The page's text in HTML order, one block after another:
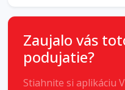
Zaujalo vás
podujatie?
Stiahnite si aplikáciu